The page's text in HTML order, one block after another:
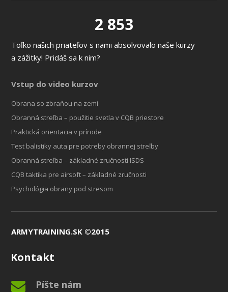
2 853
Toľko našich priateľov s nami absolvovalo naše kurzy
a zážitky! Pridáš sa k nim?
Vstup do video kurzov
Obrana so zbraňou na zemi
Obranná streľba – použitie svetla v CQB priestore
Praktická orientacia v prírode
Test balistiky auta pre potreby obrannej streľby
Obranná streľba – základné zručnosti ISDS
CQB taktika pre airsoft – základné zručnosti
Psychológia obrany pod stresom
ARMYTRAINING.SK ©2015
Kontakt
Píšte nám